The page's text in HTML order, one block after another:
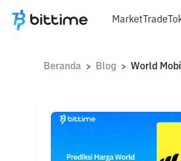
MarketTrade
Beranda > Blog > World